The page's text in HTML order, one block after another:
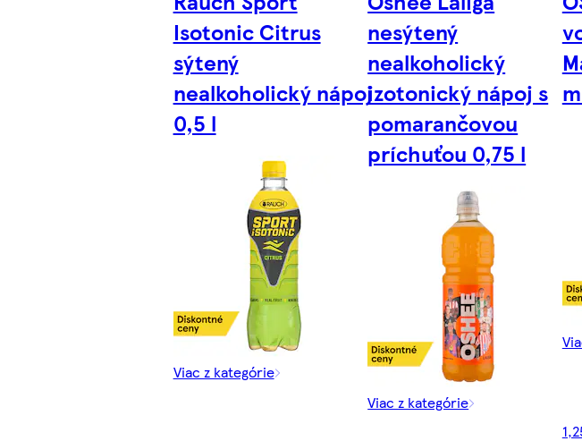
Isotonic Citrus
sýtený
nealkoholický nápoj
0,5 l
Viac z kategórie
nesýtený
nealkoholický
izotonický nápoj s
pomarančovou
príchuťou 0,75 l
Viac z kategórie